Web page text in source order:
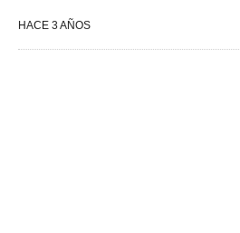
HACE 3 AÑOS